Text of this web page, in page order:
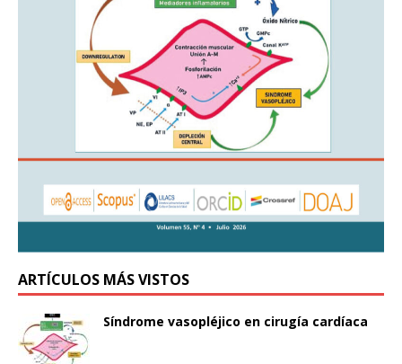
ARTÍCULOS MÁS VISTOS
Síndrome vasopléjico en cirugía cardíaca